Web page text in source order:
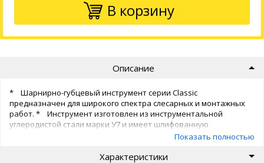
В корзину
Описание
* Шарнирно-губцевый инструмент серии Classic
предназначен для широкого спектра слесарных и монтажных
работ. * Инструмент изготовлен из инструментальной
углеродистой стали марки У7 и имеет шлифованную
поверхность. * Рукоятки выполнены из пластика.Показать полностью
Характеристики